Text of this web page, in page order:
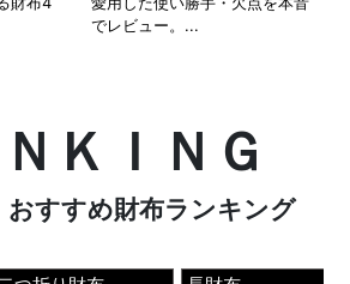
でレビュー。...
ＫＩＮＧ
おすすめ財布ランキング